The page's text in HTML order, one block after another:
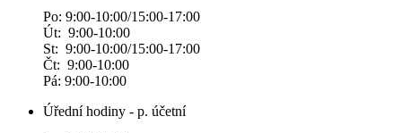
Po: 9:00-10:00/15:00-17:00
Út: 9:00-10:00
St: 9:00-10:00/15:00-17:00
Čt: 9:00-10:00
Pá: 9:00-10:00
Úřední hodiny - p. účetní